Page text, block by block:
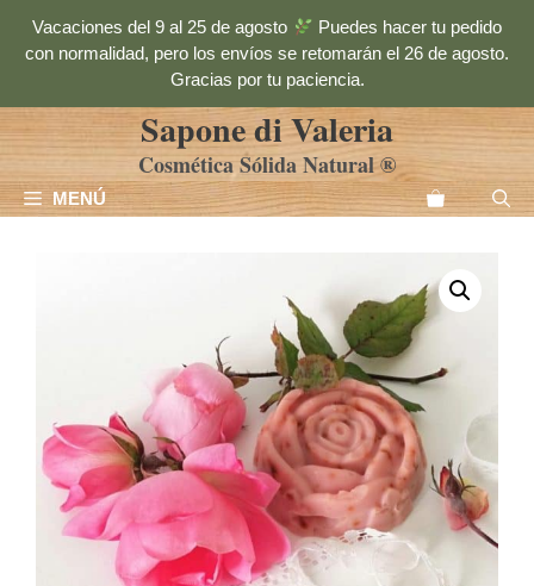
contenido
Vacaciones del 9 al 25 de agosto
Puedes hacer tu pedido
con normalidad, pero los envíos se retomarán el 26 de agosto.
Gracias por tu paciencia.
Sapone di Valeria
Cosmética Sólida Natural ®
MENÚ